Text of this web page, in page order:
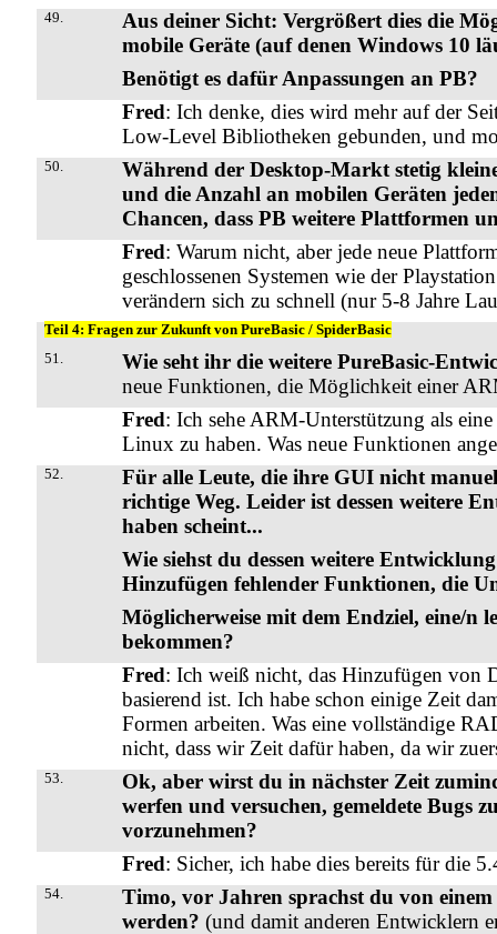
49.
Aus deiner Sicht: Vergrößert dies die
mobile Geräte (auf denen Windows 10
Benötigt es dafür Anpassungen an PB?
Fred: Ich denke, dies wird mehr auf der
Low-Level Bibliotheken gebunden, und
50.
Während der Desktop-Markt stetig
und die Anzahl an mobilen Geräten
Chancen, dass PB weitere Plattformen
Fred: Warum nicht, aber jede neue
geschlossenen Systemen wie der
verändern sich zu schnell (nur 5-8 Jahre
Teil 4: Fragen zur Zukunft von PureBasic / SpiderBasic
51.
Wie seht ihr die weitere PureBasic-
neue Funktionen, die Möglichkeit einer
Fred: Ich sehe ARM-Unterstützung als
Linux zu haben. Was neue Funktionen
52.
Für alle Leute, die ihre GUI nicht
richtige Weg. Leider ist dessen weitere
haben scheint...
Wie siehst du dessen weitere
Hinzufügen fehlender Funktionen, die
Möglicherweise mit dem Endziel, eine/n
bekommen?
Fred: Ich weiß nicht, das Hinzufügen von
basierend ist. Ich habe schon einige Zeit
Formen arbeiten. Was eine vollständige
nicht, dass wir Zeit dafür haben, da wir
53.
Ok, aber wirst du in nächster Zeit
werfen und versuchen, gemeldete Bugs
vorzunehmen?
Fred: Sicher, ich habe dies bereits für die
54.
Timo, vor Jahren sprachst du von
werden? (und damit anderen Entwicklern